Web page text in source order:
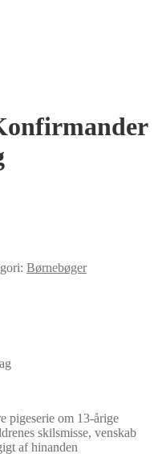
Børnebøger
pigeserie om 13-årige
skilsmisse, venskab
af hinanden